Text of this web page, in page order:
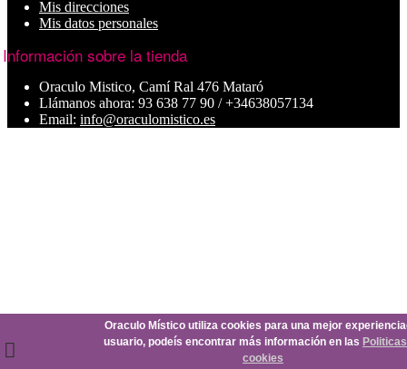
Mis direcciones
Mis datos personales
Información sobre la tienda
Oraculo Mistico, Camí Ral 476 Mataró
Llámanos ahora: 93 638 77 90 / +34638057134
Email: info@oraculomistico.es
Oraculo Místico utiliza cookies para una mejor
usuario, podeís encontrar más información en las
cookies